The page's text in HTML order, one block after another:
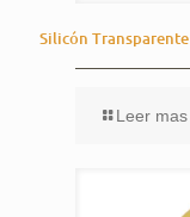
Silicón Transparente
Leer mas